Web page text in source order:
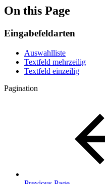
On this Page
Eingabefeldarten
Auswahlliste
Textfeld mehrzeilig
Textfeld einzeilig
Pagination